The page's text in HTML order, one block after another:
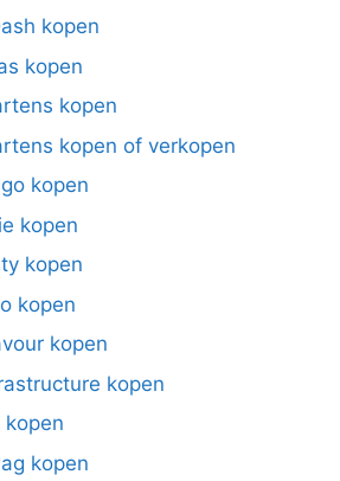
kopen
kopen
kopen
kopen of verkopen
kopen
kopen
kopen
kopen
kopen
kopen
kopen
kopen